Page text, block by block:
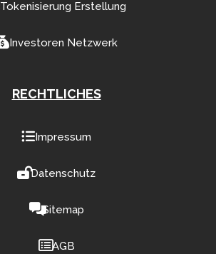
Tokenisierung Erstellung
Investoren Netzwerk
RECHTLICHES
Impressum
Datenschutz
Sitemap
AGB